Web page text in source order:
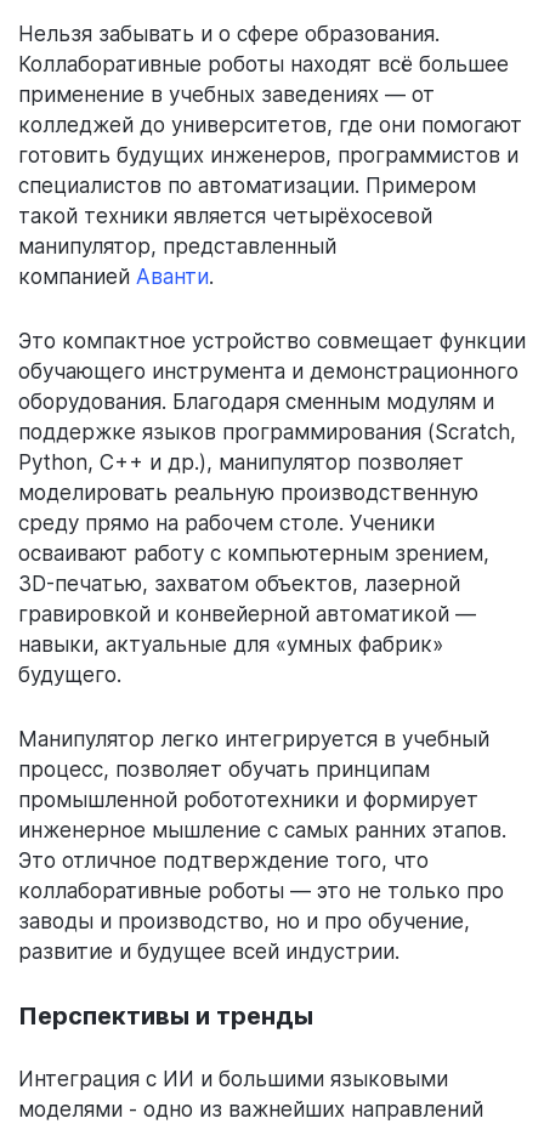
Нельзя забывать и о сфере образования.
Коллаборативные роботы находят всё большее
применение в учебных заведениях — от
колледжей до университетов, где они помогают
готовить будущих инженеров, программистов и
специалистов по автоматизации. Примером
такой техники является четырёхосевой
манипулятор, представленный
компанией Аванти.
Это компактное устройство совмещает функции
обучающего инструмента и демонстрационного
оборудования. Благодаря сменным модулям и
поддержке языков программирования (Scratch,
Python, C++ и др.), манипулятор позволяет
моделировать реальную производственную
среду прямо на рабочем столе. Ученики
осваивают работу с компьютерным зрением,
3D-печатью, захватом объектов, лазерной
гравировкой и конвейерной автоматикой —
навыки, актуальные для «умных фабрик»
будущего.
Манипулятор легко интегрируется в учебный
процесс, позволяет обучать принципам
промышленной робототехники и формирует
инженерное мышление с самых ранних этапов.
Это отличное подтверждение того, что
коллаборативные роботы — это не только про
заводы и производство, но и про обучение,
развитие и будущее всей индустрии.
Перспективы и тренды
Интеграция с ИИ и большими языковыми
моделями - одно из важнейших направлений